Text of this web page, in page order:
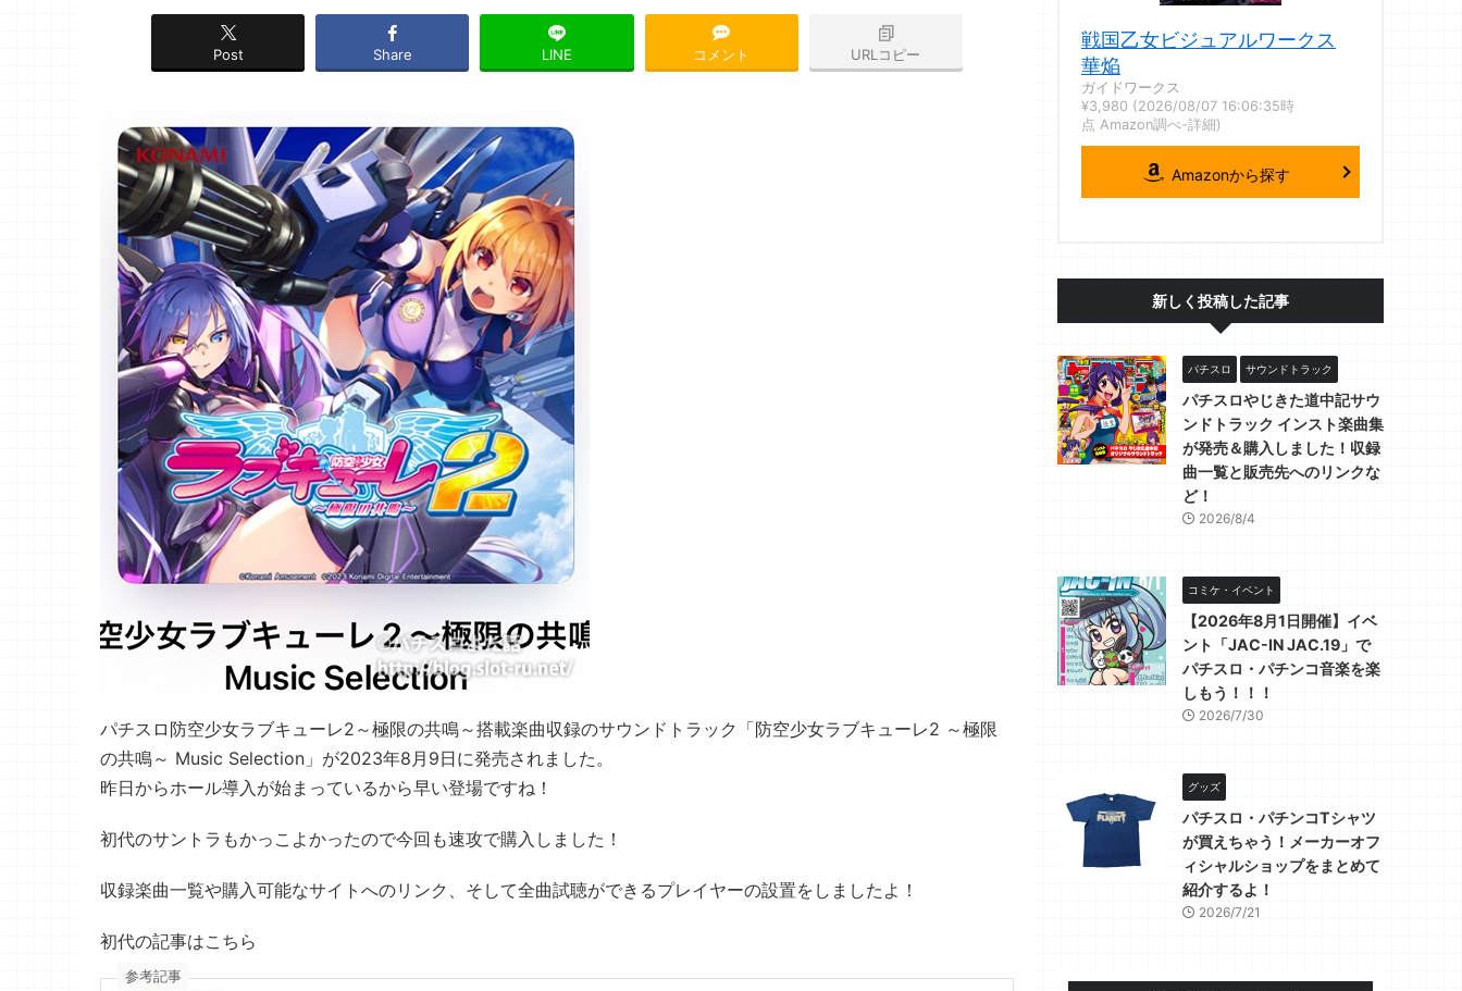
Post Share LINE コメント URLコピー
パチスロ防空少女ラブキューレ2～極限の共鳴～搭載楽曲収録のサウンドトラック「防空少女ラブキューレ2 ～極限
の共鳴～ Music Selection」が2023年8月9日に発売されました。
昨日からホール導入が始まっているから早い登場ですね！
初代のサントラもかっこよかったので今回も速攻で購入しました！
収録楽曲一覧や購入可能なサイトへのリンク、そして全曲試聴ができるプレイヤーの設置をしましたよ！
初代の記事はこちら
参考記事
戦国乙女ビジュアルワークス
華焔
ガイドワークス
¥3,980 (2026/08/07 16:06:35時
点 Amazon調べ-詳細)
Amazonから探す
新しく投稿した記事
パチスロ サウンドトラック
パチスロやじきた道中記サウ
ンドトラック インスト楽曲集
が発売＆購入しました！収録
曲一覧と販売先へのリンクな
ど！
2026/8/4
コミケ・イベント
【2026年8月1日開催】イベ
ント「JAC-IN JAC.19」で
パチスロ・パチンコ音楽を楽
しもう！！！
2026/7/30
グッズ
パチスロ・パチンコTシャツ
が買えちゃう！メーカーオフ
ィシャルショップをまとめて
紹介するよ！
2026/7/21